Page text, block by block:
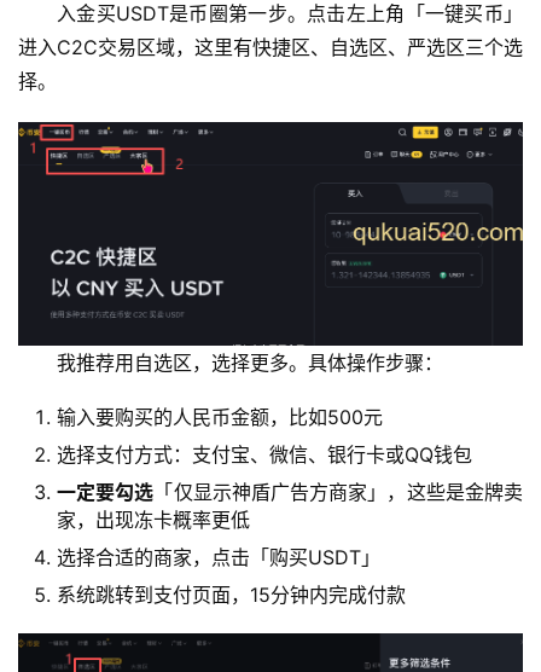
入金买USDT是币圈第一步。点击左上角「一键买币」
进入C2C交易区域，这里有快捷区、自选区、严选区三个选
择。
我推荐用自选区，选择更多。具体操作步骤：
输入要购买的人民币金额，比如500元
选择支付方式：支付宝、微信、银行卡或QQ钱包
一定要勾选 「仅显示神盾广告方商家」，这些是金牌卖
家，出现冻卡概率更低
选择合适的商家，点击「购买USDT」
系统跳转到支付页面，15分钟内完成付款